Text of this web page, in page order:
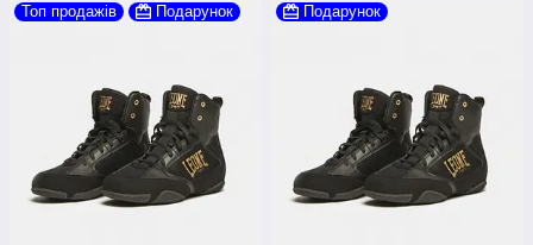
Топ продажів Подарунок Подарунок